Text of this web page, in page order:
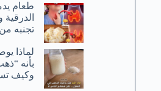
طعام
الدرقية
تجنبه
لماذا
بأنه
وكيف